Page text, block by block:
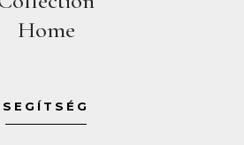
Home
SEGÍTSÉG